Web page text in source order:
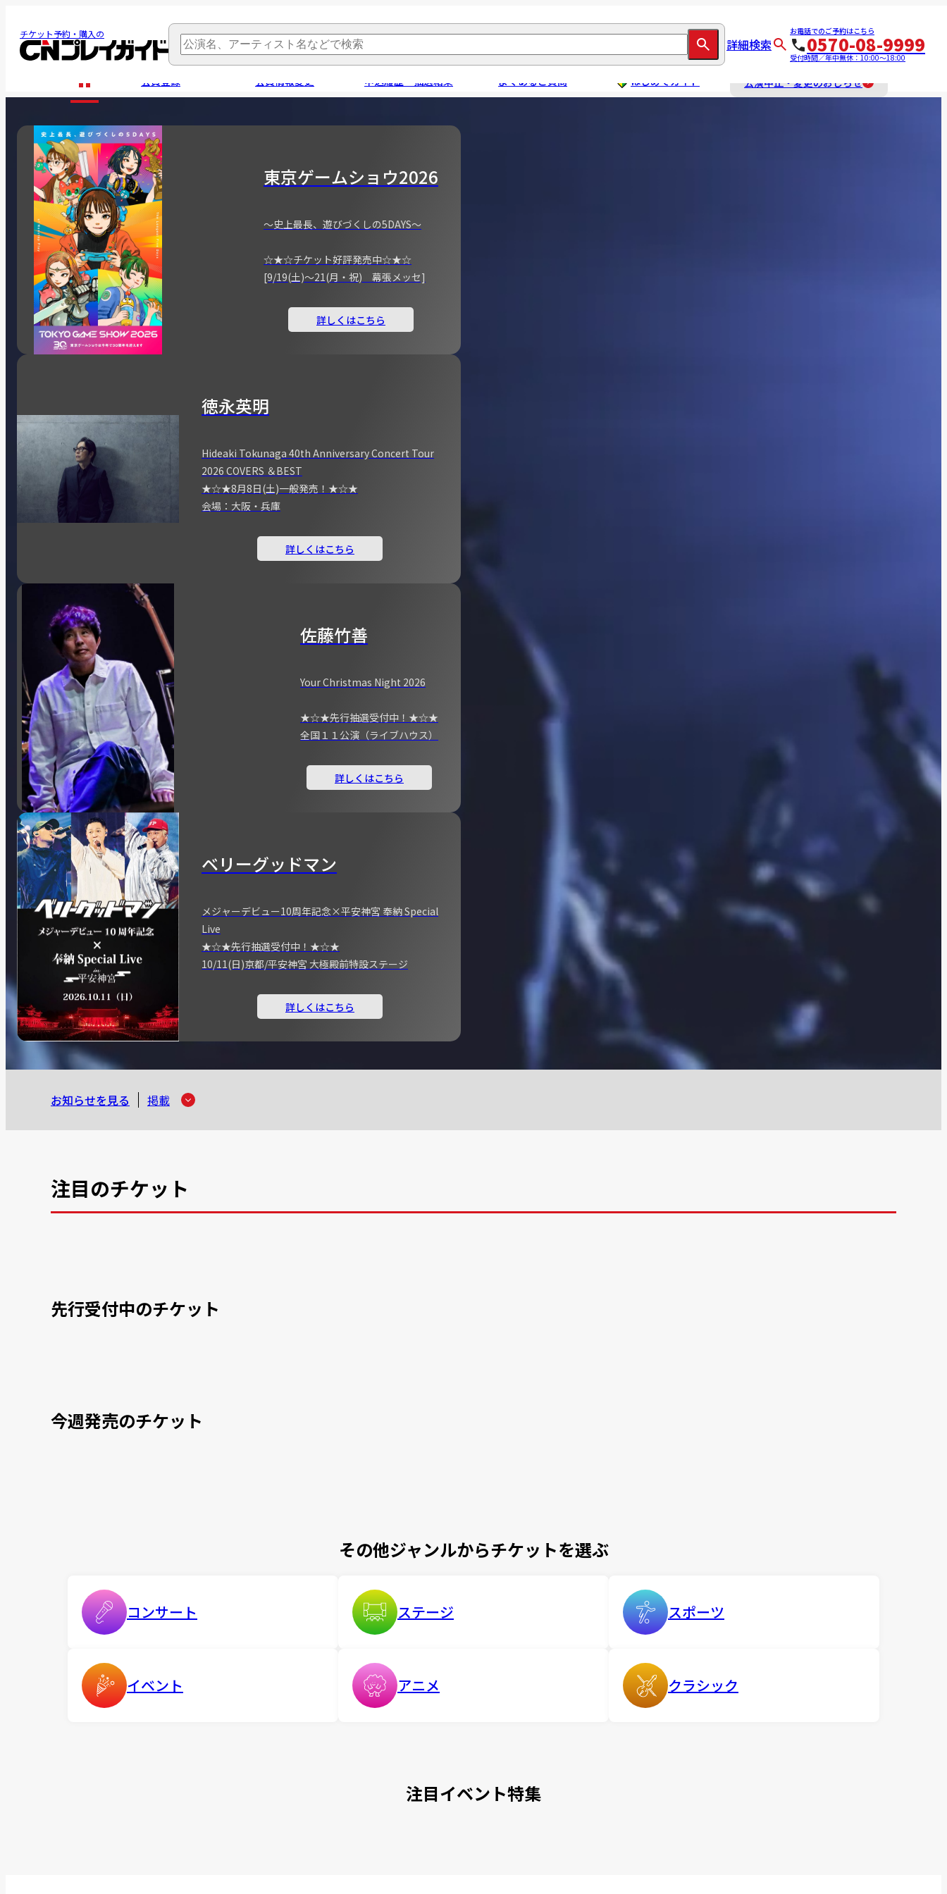
チケット予約・購入の
詳細検索
お電話でのご予約はこちら
0570-08-9999
受付時間／年中無休：10:00～18:00
会員登録 会員情報変更 申込履歴・抽選結果 よくあるご質問 はじめてガイド 公演中止・変更のおしらせ
東京ゲームショウ2026
～史上最長、遊びづくしの5DAYS～
☆★☆チケット好評発売中☆★☆
[9/19(土)～21(月・祝) 幕張メッセ]
詳しくはこちら
徳永英明
Hideaki Tokunaga 40th Anniversary Concert Tour
2026 COVERS ＆BEST
★☆★8月8日(土)一般発売！★☆★
会場：大阪・兵庫
詳しくはこちら
佐藤竹善
Your Christmas Night 2026
★☆★先行抽選受付中！★☆★
全国１１公演（ライブハウス）
詳しくはこちら
ベリーグッドマン
メジャーデビュー10周年記念×平安神宮 奉納 Special
Live
★☆★先行抽選受付中！★☆★
10/11(日)京都/平安神宮 大極殿前特設ステージ
詳しくはこちら
お知らせを見る 掲載
注目のチケット
先行受付中のチケット
今週発売のチケット
その他ジャンルからチケットを選ぶ
コンサート ステージ スポーツ
イベント アニメ クラシック
注目イベント特集